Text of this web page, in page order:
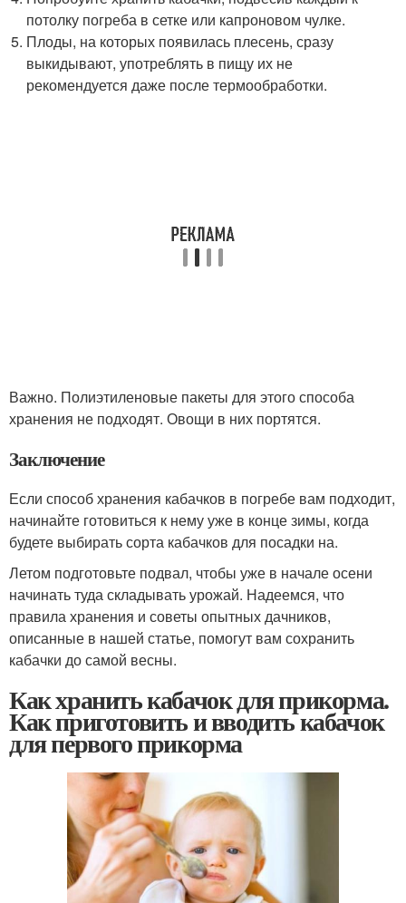
потолку погреба в сетке или капроновом чулке.
Плоды, на которых появилась плесень, сразу
выкидывают, употреблять в пищу их не
рекомендуется даже после термообработки.
Важно. Полиэтиленовые пакеты для этого способа
хранения не подходят. Овощи в них портятся.
Заключение
Если способ хранения кабачков в погребе вам подходит,
начинайте готовиться к нему уже в конце зимы, когда
будете выбирать сорта кабачков для посадки на.
Летом подготовьте подвал, чтобы уже в начале осени
начинать туда складывать урожай. Надеемся, что
правила хранения и советы опытных дачников,
описанные в нашей статье, помогут вам сохранить
кабачки до самой весны.
Как хранить кабачок для прикорма.
Как приготовить и вводить кабачок
для первого прикорма